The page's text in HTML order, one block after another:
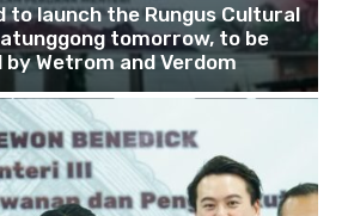
to launch the Rungus Cultural
tomorrow, to be
Wetrom and Verdom